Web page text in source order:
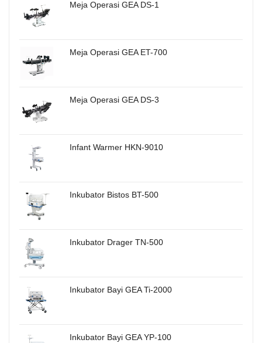
Meja Operasi GEA DS-1
Meja Operasi GEA ET-700
Meja Operasi GEA DS-3
Infant Warmer HKN-9010
Inkubator Bistos BT-500
Inkubator Drager TN-500
Inkubator Bayi GEA Ti-2000
Inkubator Bayi GEA YP-100